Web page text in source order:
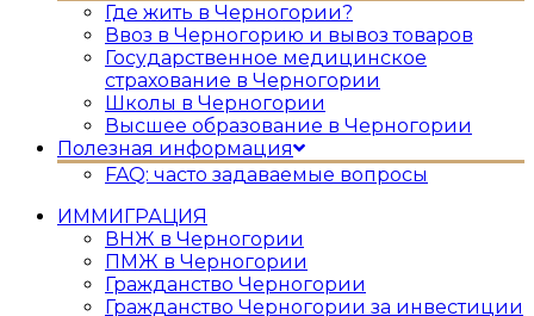
Где жить в Черногории?
Ввоз в Черногорию и вывоз товаров
Государственное медицинское
страхование в Черногории
Школы в Черногории
Высшее образование в Черногории
Полезная информация
FAQ: часто задаваемые вопросы
ИММИГРАЦИЯ
ВНЖ в Черногории
ПМЖ в Черногории
Гражданство Черногории
Гражданство Черногории за инвестиции